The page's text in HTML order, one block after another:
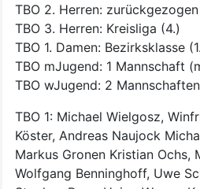
TBO 2. Herren:
TBO 3. Herren: Kreisliga (4.)
TBO 1. Damen: Bezirksklasse
TBO mJugend: 1 Mannschaft
TBO wJugend: 2
TBO 1: Michael Wielgosz,
Köster, Andreas Naujock
Markus Gronen Kristian Ochs,
Wolfgang Benninghoff, Uwe